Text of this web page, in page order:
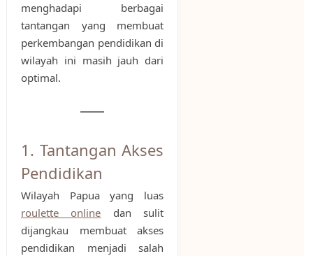
menghadapi berbagai
tantangan yang membuat
perkembangan pendidikan di
wilayah ini masih jauh dari
optimal.
1. Tantangan Akses
Pendidikan
Wilayah Papua yang luas
roulette online dan sulit
dijangkau membuat akses
pendidikan menjadi salah